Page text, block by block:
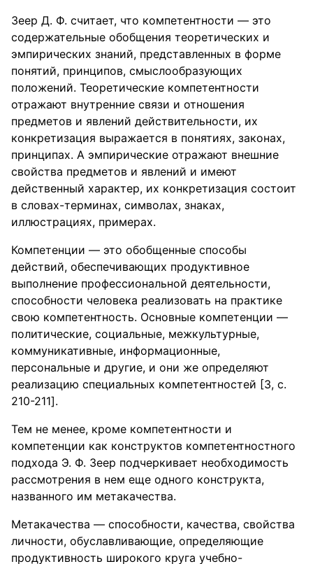
Зеер Д. Ф. считает, что компетентности — это
содержательные обобщения теоретических и
эмпирических знаний, представленных в форме
понятий, принципов, смыслообразующих
положений. Теоретические компетентности
отражают внутренние связи и отношения
предметов и явлений действительности, их
конкретизация выражается в понятиях, законах,
принципах. А эмпирические отражают внешние
свойства предметов и явлений и имеют
действенный характер, их конкретизация состоит
в словах-терминах, символах, знаках,
иллюстрациях, примерах.
Компетенции — это обобщенные способы
действий, обеспечивающих продуктивное
выполнение профессиональной деятельности,
способности человека реализовать на практике
свою компетентность. Основные компетенции —
политические, социальные, межкультурные,
коммуникативные, информационные,
персональные и другие, и они же определяют
реализацию специальных компетентностей [3, c.
210-211].
Тем не менее, кроме компетентности и
компетенции как конструктов компетентностного
подхода Э. Ф. Зеер подчеркивает необходимость
рассмотрения в нем еще одного конструкта,
названного им метакачества.
Метакачества — способности, качества, свойства
личности, обуславливающие, определяющие
продуктивность широкого круга учебно-